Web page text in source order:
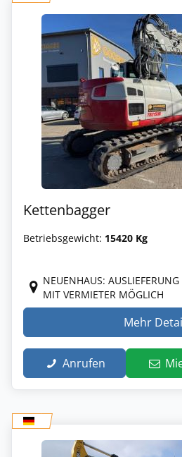
Kettenbagger
Betriebsgewicht: 15420 Kg
NEUENHAUS:
MIT VERMIETER MÖGLICH
Mehr
Anrufen